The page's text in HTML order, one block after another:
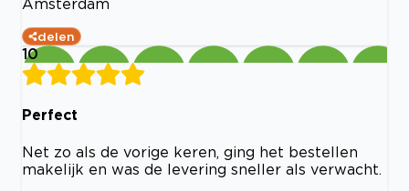
Amsterdam
delen
10
Perfect
Net zo als de vorige keren, ging het bestellen
makelijk en was de levering sneller als verwacht.